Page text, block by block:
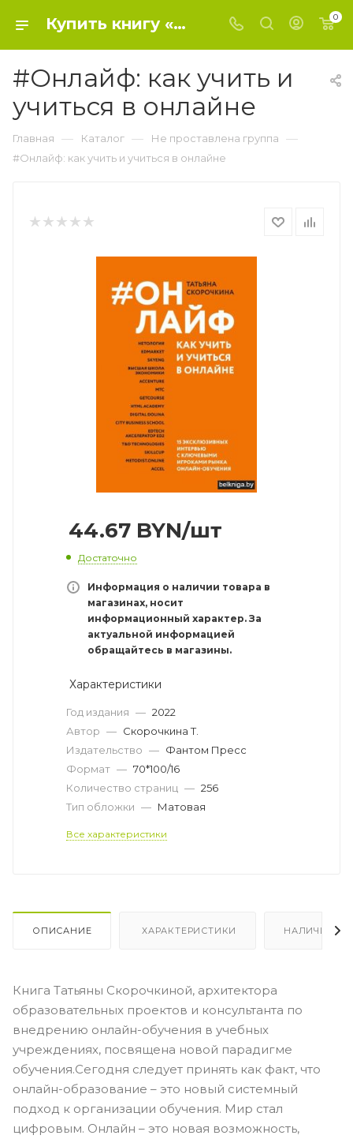
Купить книгу «#Онлайф: как учить и учиться в онлайне» 2022, Скорочкина Т. - Не проставлена группа 0
#Онлайф: как учить и
учиться в онлайне
Главная — Каталог — Не проставлена группа —
#Онлайф: как учить и учиться в онлайне
44.67 BYN/шт
Достаточно
Информация о наличии товара в
магазинах, носит
информационный характер. За
актуальной информацией
обращайтесь в магазины.
Характеристики
Год издания — 2022
Автор — Скорочкина Т.
Издательство — Фантом Пресс
Формат — 70*100/16
Количество страниц — 256
Тип обложки — Матовая
Все характеристики
ОПИСАНИЕ ХАРАКТЕРИСТИКИ НАЛИЧИЕ
Книга Татьяны Скорочкиной, архитектора
образовательных проектов и консультанта по
внедрению онлайн-обучения в учебных
учреждениях, посвящена новой парадигме
обучения.Сегодня следует принять как факт, что
онлайн-образование – это новый системный
подход к организации обучения. Мир стал
цифровым. Онлайн – это новая возможность,